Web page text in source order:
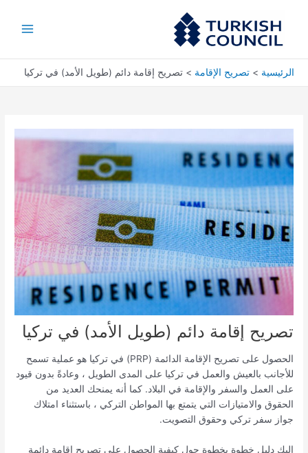
المحتوى
الرئيسية تصريح الإقامة تصريح إقامة دائم (طويل الأمد) في تركيا
تصريح إقامة دائم (طويل الأمد) في تركيا
الحصول على تصريح الإقامة الدائمة (PRP) في تركيا هو عملية تسمح
للأجانب بالعيش والعمل في تركيا على المدى الطويل ، وعادةً بدون قيود
على العمل والسفر والإقامة في البلاد. كما أنه يمنحك العديد من
الحقوق والامتيازات التي يتمتع بها المواطن التركي ، باستثناء امتلاك
جواز سفر تركي وحقوق التصويت.
إليك دليل خطوة بخطوة حول كيفية الحصول على تصريح إقامة دائمة